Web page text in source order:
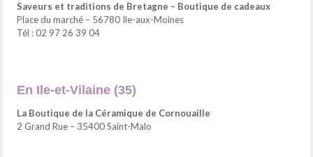
Saveurs et traditions de Bretagne – Boutique de cadeaux
Place du marché – 56780 Ile-aux-Moines
Tél : 02 97 26 39 04
En Ile-et-Vilaine (35)
La Boutique de la Céramique de Cornouaille
2 Grand Rue – 35400 Saint-Malo